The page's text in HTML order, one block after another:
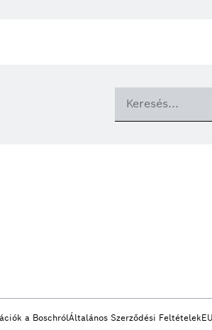
a BoschrólÁltalános Szerződési Feltételek